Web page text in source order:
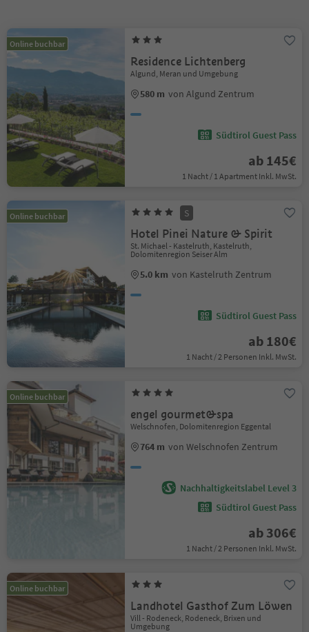
Online buchbar
Residence Lichtenberg
Algund, Meran und Umgebung
580 m von Algund Zentrum
Südtirol Guest Pass
ab 145€
1 Nacht / 1 Apartment Inkl. MwSt.
Online buchbar S
Hotel Pinei Nature & Spirit
St. Michael - Kastelruth, Kastelruth,
Dolomitenregion Seiser Alm
5.0 km von Kastelruth Zentrum
Südtirol Guest Pass
ab 180€
1 Nacht / 2 Personen Inkl. MwSt.
Online buchbar
engel gourmet&spa
Welschnofen, Dolomitenregion Eggental
764 m von Welschnofen Zentrum
Nachhaltigkeitslabel Level 3
Südtirol Guest Pass
ab 306€
1 Nacht / 2 Personen Inkl. MwSt.
Online buchbar
Landhotel Gasthof Zum Löwen
Vill - Rodeneck, Rodeneck, Brixen und
Umgebung